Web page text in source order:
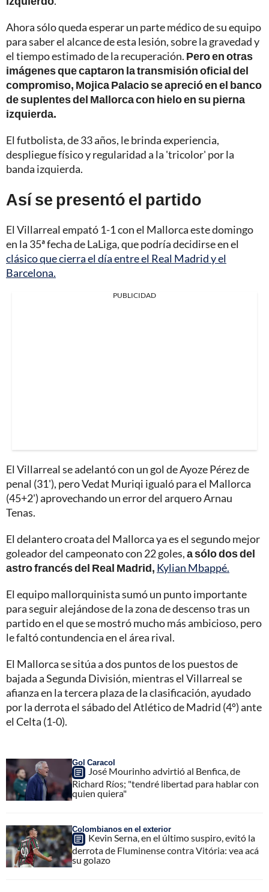
Ahora sólo queda esperar un parte médico de su equipo
para saber el alcance de esta lesión, sobre la gravedad y
el tiempo estimado de la recuperación. Pero en otras
imágenes que captaron la transmisión oficial del
compromiso, Mojica Palacio se apreció en el banco
de suplentes del Mallorca con hielo en su pierna
izquierda.
El futbolista, de 33 años, le brinda experiencia,
despliegue físico y regularidad a la 'tricolor' por la
banda izquierda.
Así se presentó el partido
El Villarreal empató 1-1 con el Mallorca este domingo
en la 35ª fecha de LaLiga, que podría decidirse en el
clásico que cierra el día entre el Real Madrid y el
Barcelona.
PUBLICIDAD
El Villarreal se adelantó con un gol de Ayoze Pérez de
penal (31'), pero Vedat Muriqi igualó para el Mallorca
(45+2') aprovechando un error del arquero Arnau
Tenas.
El delantero croata del Mallorca ya es el segundo mejor
goleador del campeonato con 22 goles,a sólo dos del
astro francés del Real Madrid, Kylian Mbappé.
El equipo mallorquinista sumó un punto importante
para seguir alejándose de la zona de descenso tras un
partido en el que se mostró mucho más ambicioso, pero
le faltó contundencia en el área rival.
El Mallorca se sitúa a dos puntos de los puestos de
bajada a Segunda División, mientras el Villarreal se
afianza en la tercera plaza de la clasificación, ayudado
por la derrota el sábado del Atlético de Madrid (4º) ante
el Celta (1-0).
Gol Caracol
José Mourinho advirtió al Benfica, de
Richard Ríos; "tendré libertad para hablar con
quien quiera"
Colombianos en el exterior
Kevin Serna, en el último suspiro, evitó la
derrota de Fluminense contra Vitória: vea acá
su golazo